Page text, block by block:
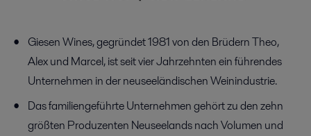
Giesen Wines, gegründet 1981 von den Brüdern Theo,
Alex und Marcel, ist seit vier Jahrzehnten ein führendes
Unternehmen in der neuseeländischen Weinindustrie.
Das familiengeführte Unternehmen gehört zu den zehn
größten Produzenten Neuseelands nach Volumen und